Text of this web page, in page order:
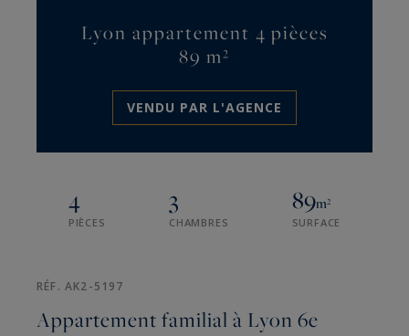
Lyon appartement 4 pièces
89 m²
VENDU PAR L'AGENCE
4
PIÈCES
3
CHAMBRES
89m²
SURFACE
RÉF. AK2-5197
Appartement familial à Lyon 6e